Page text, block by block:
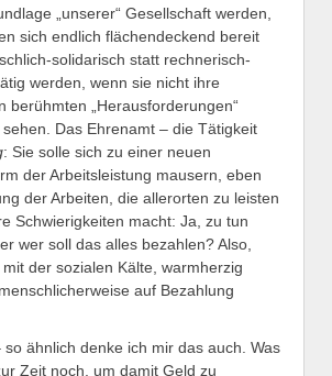
„unserer“ Gesellschaft werden,
sich endlich flächendeckend bereit
solidarisch statt rechnerisch-
werden, wenn sie nicht ihre
berühmten „Herausforderungen“
Das Ehrenamt – die Tätigkeit
: Sie solle sich zu einer neuen
der Arbeitsleistung mausern, eben
der Arbeiten, die allerorten zu leisten
Schwierigkeiten macht: Ja, zu tun
wer soll das alles bezahlen? Also,
der sozialen Kälte, warmherzig
auf Bezahlung
so ähnlich denke ich mir das auch. Was
Zeit noch, um damit Geld zu